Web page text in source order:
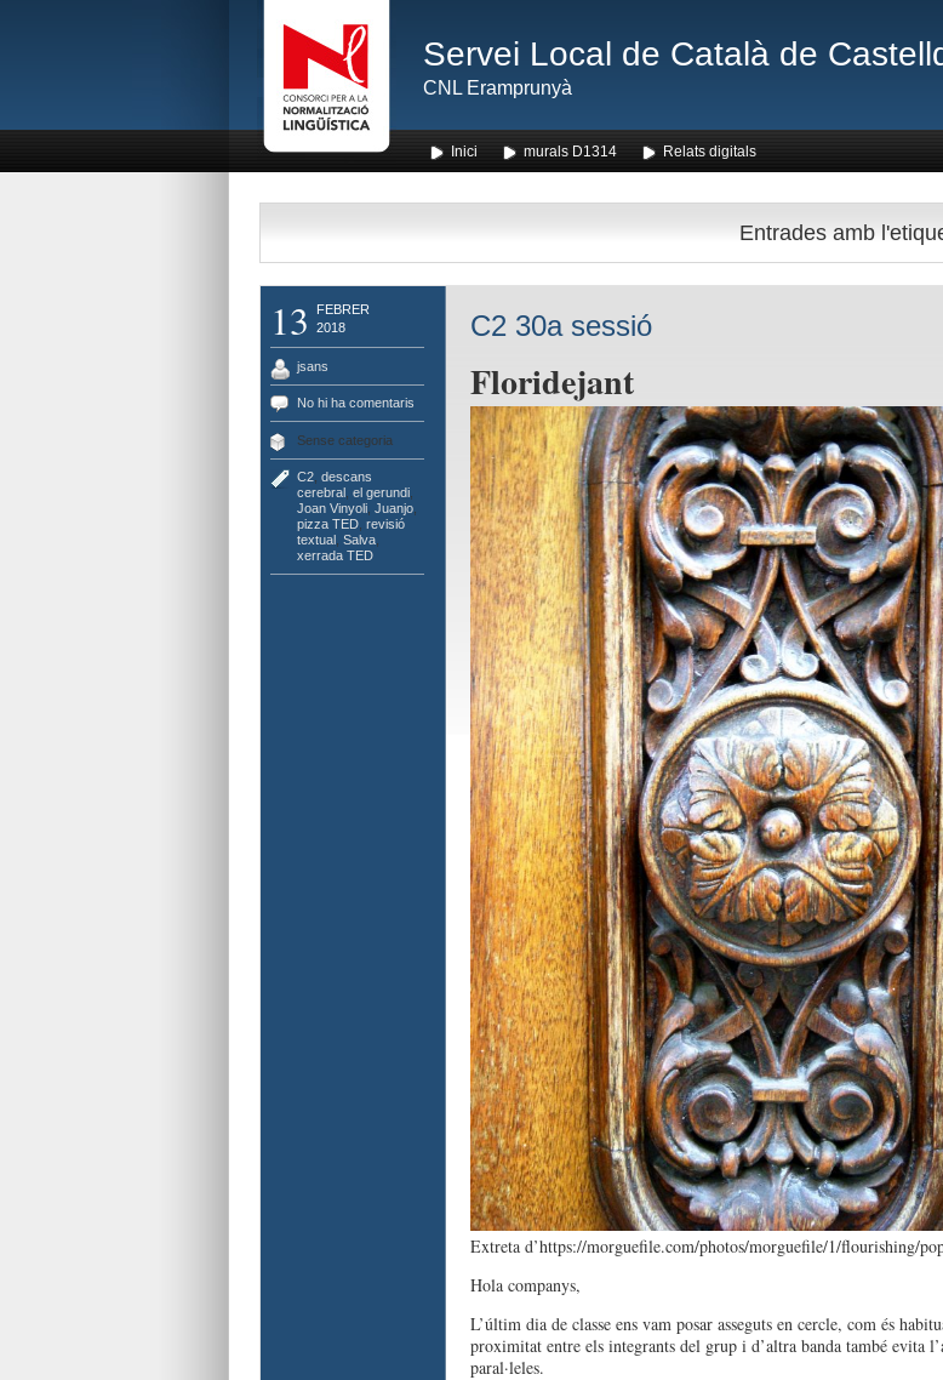
Servei Local de Català de
CNL Eramprunyà
Inici murals D1314 Relats digitals
Entrades amb
13
FEBRER
2018
jsans
No hi ha comentaris
Sense categoria
C2, descans
cerebral, el gerundi,
Joan Vinyoli, Juanjo,
pizza TED, revisió
textual, Salva,
xerrada TED
C2 30a sessió
Floridejant
Extreta d’https://morguefile.com/photos/morguefile/1/flourishing/
Hola companys,
L’últim dia de classe ens vam posar asseguts en cercle, com és
proximitat entre els integrants del grup i d’altra banda també evita
paral·leles.